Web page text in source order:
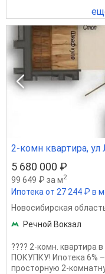
2-комн квартира, ул
5 680 000 ₽
99 649 ₽ за м2
Ипотека от 27 244 ₽ в
Новосибирская
Речной Вокзал
???? 2-комн.
ПОКУПКУ! Ипотека 6%
просторную 2-